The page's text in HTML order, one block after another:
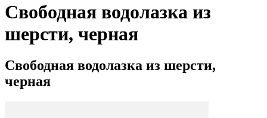
Свободная водолазка из
шерсти, черная
Свободная водолазка из шерсти,
черная